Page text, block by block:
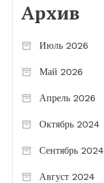
Архив
Июль 2026
Май 2026
Апрель 2026
Октябрь 2024
Сентябрь 2024
Август 2024